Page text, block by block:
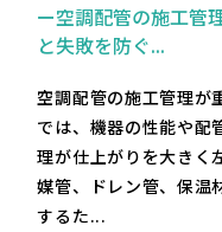
ー空調配管の施工管
と失敗を防ぐ...
空調配管の施工管理が
では、機器の性能や配
理が仕上がりを大きく
媒管、ドレン管、保温
するた...